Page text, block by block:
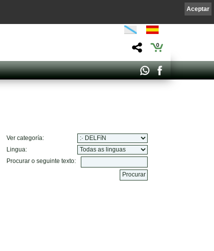
0
Ver categoría:
Lingua:
Procurar o seguinte texto:
Aceptar